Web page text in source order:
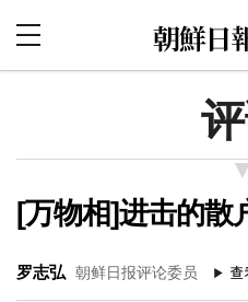
[万物相]进击的散
罗志弘 朝鲜日报评论委员